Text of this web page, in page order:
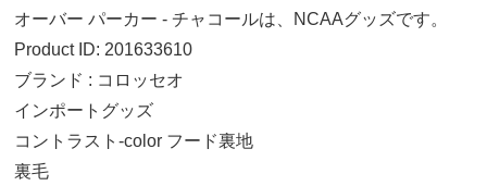
オーバー パーカー - チャコールは、NCAAグッズです。
Product ID: 201633610
ブランド : コロッセオ
インポートグッズ
コントラスト-color フード裏地
裏毛